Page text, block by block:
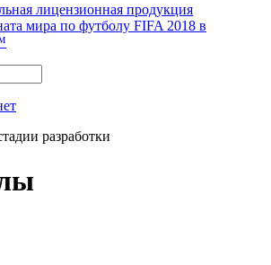
лицензионная продукция
мира по футболу FIFA 2018 в
разработки